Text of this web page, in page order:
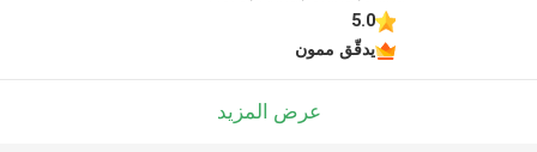
5.0
يدقّق ممون
عرض المزيد